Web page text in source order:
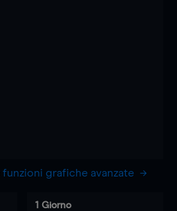
grafiche avanzate
1 Giorno